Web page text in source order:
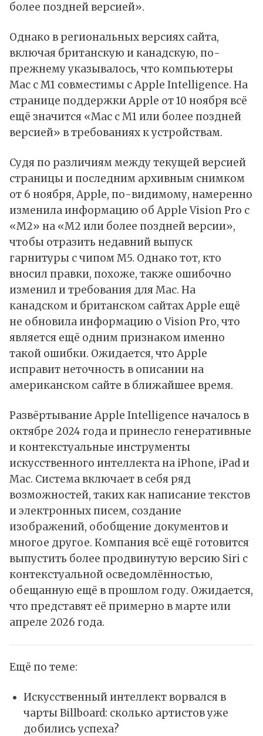
более поздней версией».
Однако в региональных версиях сайта,
включая британскую и канадскую, по-
прежнему указывалось, что компьютеры
Mac с M1 совместимы с Apple Intelligence. На
странице поддержки Apple от 10 ноября всё
ещё значится «Mac с M1 или более поздней
версией» в требованиях к устройствам.
Судя по различиям между текущей версией
страницы и последним архивным снимком
от 6 ноября, Apple, по-видимому, намеренно
изменила информацию об Apple Vision Pro с
«M2» на «M2 или более поздней версии»,
чтобы отразить недавний выпуск
гарнитуры с чипом M5. Однако тот, кто
вносил правки, похоже, также ошибочно
изменил и требования для Mac. На
канадском и британском сайтах Apple ещё
не обновила информацию о Vision Pro, что
является ещё одним признаком именно
такой ошибки. Ожидается, что Apple
исправит неточность в описании на
американском сайте в ближайшее время.
Развёртывание Apple Intelligence началось в
октябре 2024 года и принесло генеративные
и контекстуальные инструменты
искусственного интеллекта на iPhone, iPad и
Mac. Система включает в себя ряд
возможностей, таких как написание текстов
и электронных писем, создание
изображений, обобщение документов и
многое другое. Компания всё ещё готовится
выпустить более продвинутую версию Siri с
контекстуальной осведомлённостью,
обещанную ещё в прошлом году. Ожидается,
что представят её примерно в марте или
апреле 2026 года.
Ещё по теме:
Искусственный интеллект ворвался в
чарты Billboard: сколько артистов уже
добились успеха?